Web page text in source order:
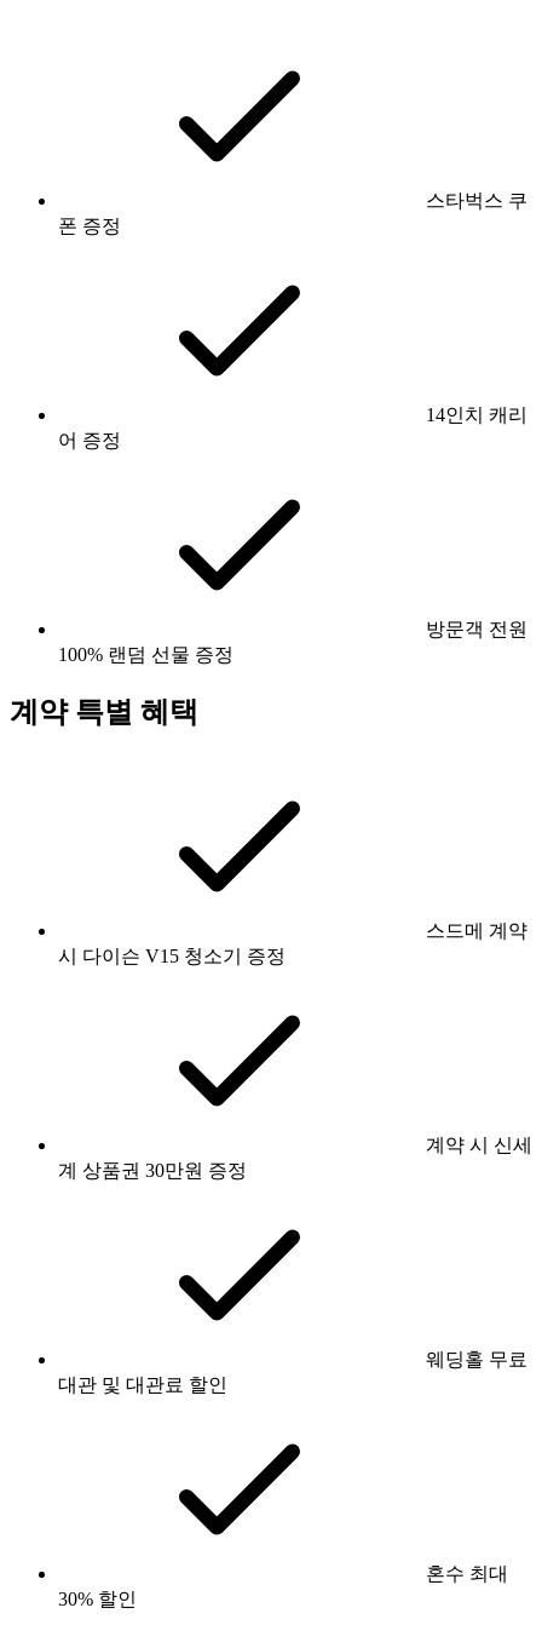
스타벅스 쿠
폰 증정
14인치 캐리
어 증정
방문객 전원
100% 랜덤 선물 증정
계약 특별 혜택
스드메 계약
시 다이슨 V15 청소기 증정
계약 시 신세
계 상품권 30만원 증정
웨딩홀 무료
대관 및 대관료 할인
혼수 최대
30% 할인